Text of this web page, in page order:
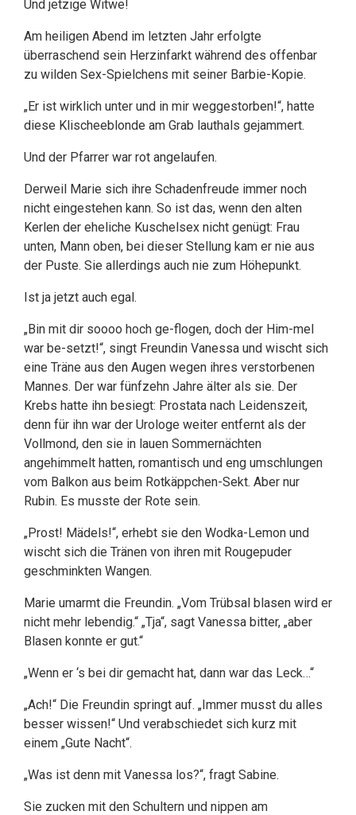
Und jetzige Witwe!
Am heiligen Abend im letzten Jahr erfolgte
überraschend sein Herzinfarkt während des offenbar
zu wilden Sex-Spielchens mit seiner Barbie-Kopie.
„Er ist wirklich unter und in mir weggestorben!“, hatte
diese Klischeeblonde am Grab lauthals gejammert.
Und der Pfarrer war rot angelaufen.
Derweil Marie sich ihre Schadenfreude immer noch
nicht eingestehen kann. So ist das, wenn den alten
Kerlen der eheliche Kuschelsex nicht genügt: Frau
unten, Mann oben, bei dieser Stellung kam er nie aus
der Puste. Sie allerdings auch nie zum Höhepunkt.
Ist ja jetzt auch egal.
„Bin mit dir soooo hoch ge-flogen, doch der Him-mel
war be-setzt!“, singt Freundin Vanessa und wischt sich
eine Träne aus den Augen wegen ihres verstorbenen
Mannes. Der war fünfzehn Jahre älter als sie. Der
Krebs hatte ihn besiegt: Prostata nach Leidenszeit,
denn für ihn war der Urologe weiter entfernt als der
Vollmond, den sie in lauen Sommernächten
angehimmelt hatten, romantisch und eng umschlungen
vom Balkon aus beim Rotkäppchen-Sekt. Aber nur
Rubin. Es musste der Rote sein.
„Prost! Mädels!“, erhebt sie den Wodka-Lemon und
wischt sich die Tränen von ihren mit Rougepuder
geschminkten Wangen.
Marie umarmt die Freundin. „Vom Trübsal blasen wird er
nicht mehr lebendig.“ „Tja“, sagt Vanessa bitter, „aber
Blasen konnte er gut.“
„Wenn er ‘s bei dir gemacht hat, dann war das Leck…“
„Ach!“ Die Freundin springt auf. „Immer musst du alles
besser wissen!“ Und verabschiedet sich kurz mit
einem „Gute Nacht“.
„Was ist denn mit Vanessa los?“, fragt Sabine.
Sie zucken mit den Schultern und nippen am